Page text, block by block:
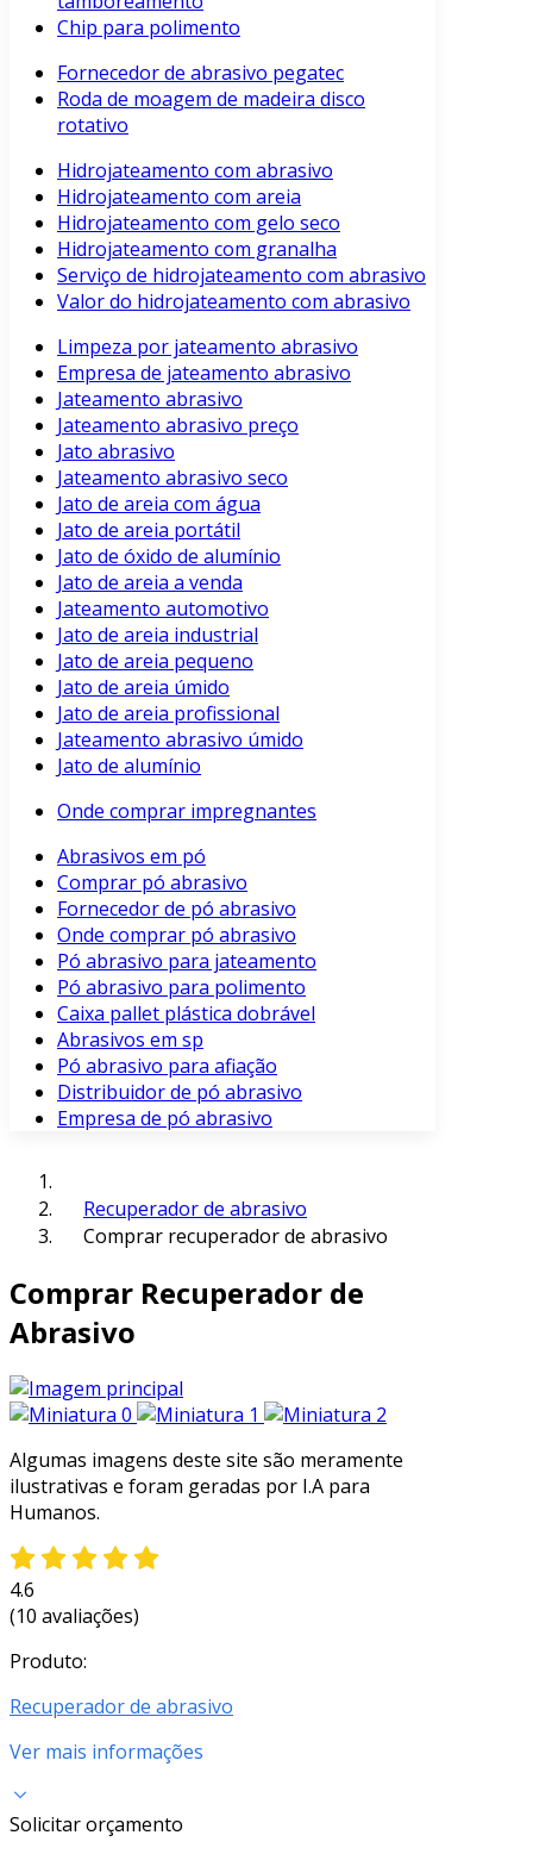
Chip para polimento
Fornecedor de abrasivo pegatec
Roda de moagem de madeira disco
rotativo
Hidrojateamento com abrasivo
Hidrojateamento com areia
Hidrojateamento com gelo seco
Hidrojateamento com granalha
Serviço de hidrojateamento com abrasivo
Valor do hidrojateamento com abrasivo
Limpeza por jateamento abrasivo
Empresa de jateamento abrasivo
Jateamento abrasivo
Jateamento abrasivo preço
Jato abrasivo
Jateamento abrasivo seco
Jato de areia com água
Jato de areia portátil
Jato de óxido de alumínio
Jato de areia a venda
Jateamento automotivo
Jato de areia industrial
Jato de areia pequeno
Jato de areia úmido
Jato de areia profissional
Jateamento abrasivo úmido
Jato de alumínio
Onde comprar impregnantes
Abrasivos em pó
Comprar pó abrasivo
Fornecedor de pó abrasivo
Onde comprar pó abrasivo
Pó abrasivo para jateamento
Pó abrasivo para polimento
Caixa pallet plástica dobrável
Abrasivos em sp
Pó abrasivo para afiação
Distribuidor de pó abrasivo
Empresa de pó abrasivo
Recuperador de abrasivo
Comprar recuperador de abrasivo
Comprar Recuperador de
Abrasivo
Algumas imagens deste site são meramente
ilustrativas e foram geradas por I.A para
Humanos.
4.6
(10 avaliações)
Produto:
Recuperador de abrasivo
Ver mais informações
Solicitar orçamento